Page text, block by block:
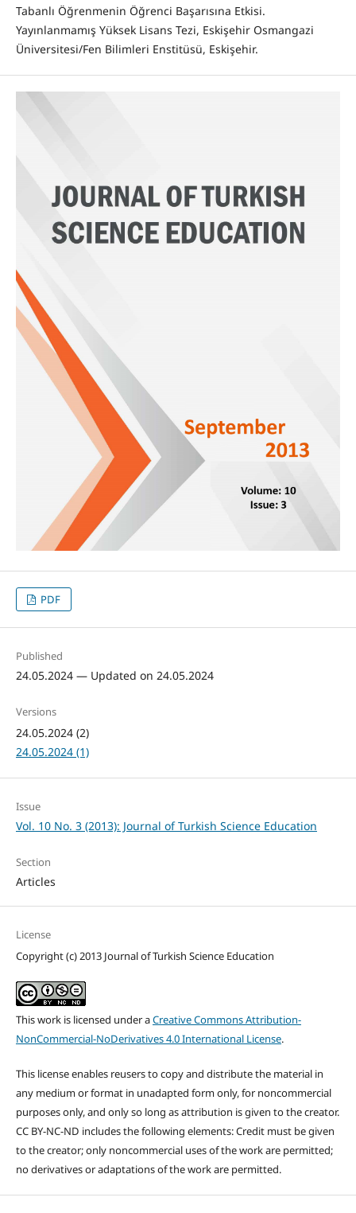
Tabanlı Öğrenmenin Öğrenci Başarısına Etkisi.
Yayınlanmamış Yüksek Lisans Tezi, Eskişehir Osmangazi
Üniversitesi/Fen Bilimleri Enstitüsü, Eskişehir.
PDF
Published
24.05.2024 — Updated on 24.05.2024
Versions
24.05.2024 (2)
24.05.2024 (1)
Issue
Vol. 10 No. 3 (2013): Journal of Turkish Science Education
Section
Articles
License
Copyright (c) 2013 Journal of Turkish Science Education
This work is licensed under aCreative Commons Attribution-
NonCommercial-NoDerivatives 4.0 International License.
This license enables reusers to copy and distribute the material in
any medium or format in unadapted form only, for noncommercial
purposes only, and only so long as attribution is given to the creator.
CC BY-NC-ND includes the following elements: Credit must be given
to the creator; only noncommercial uses of the work are permitted;
no derivatives or adaptations of the work are permitted.